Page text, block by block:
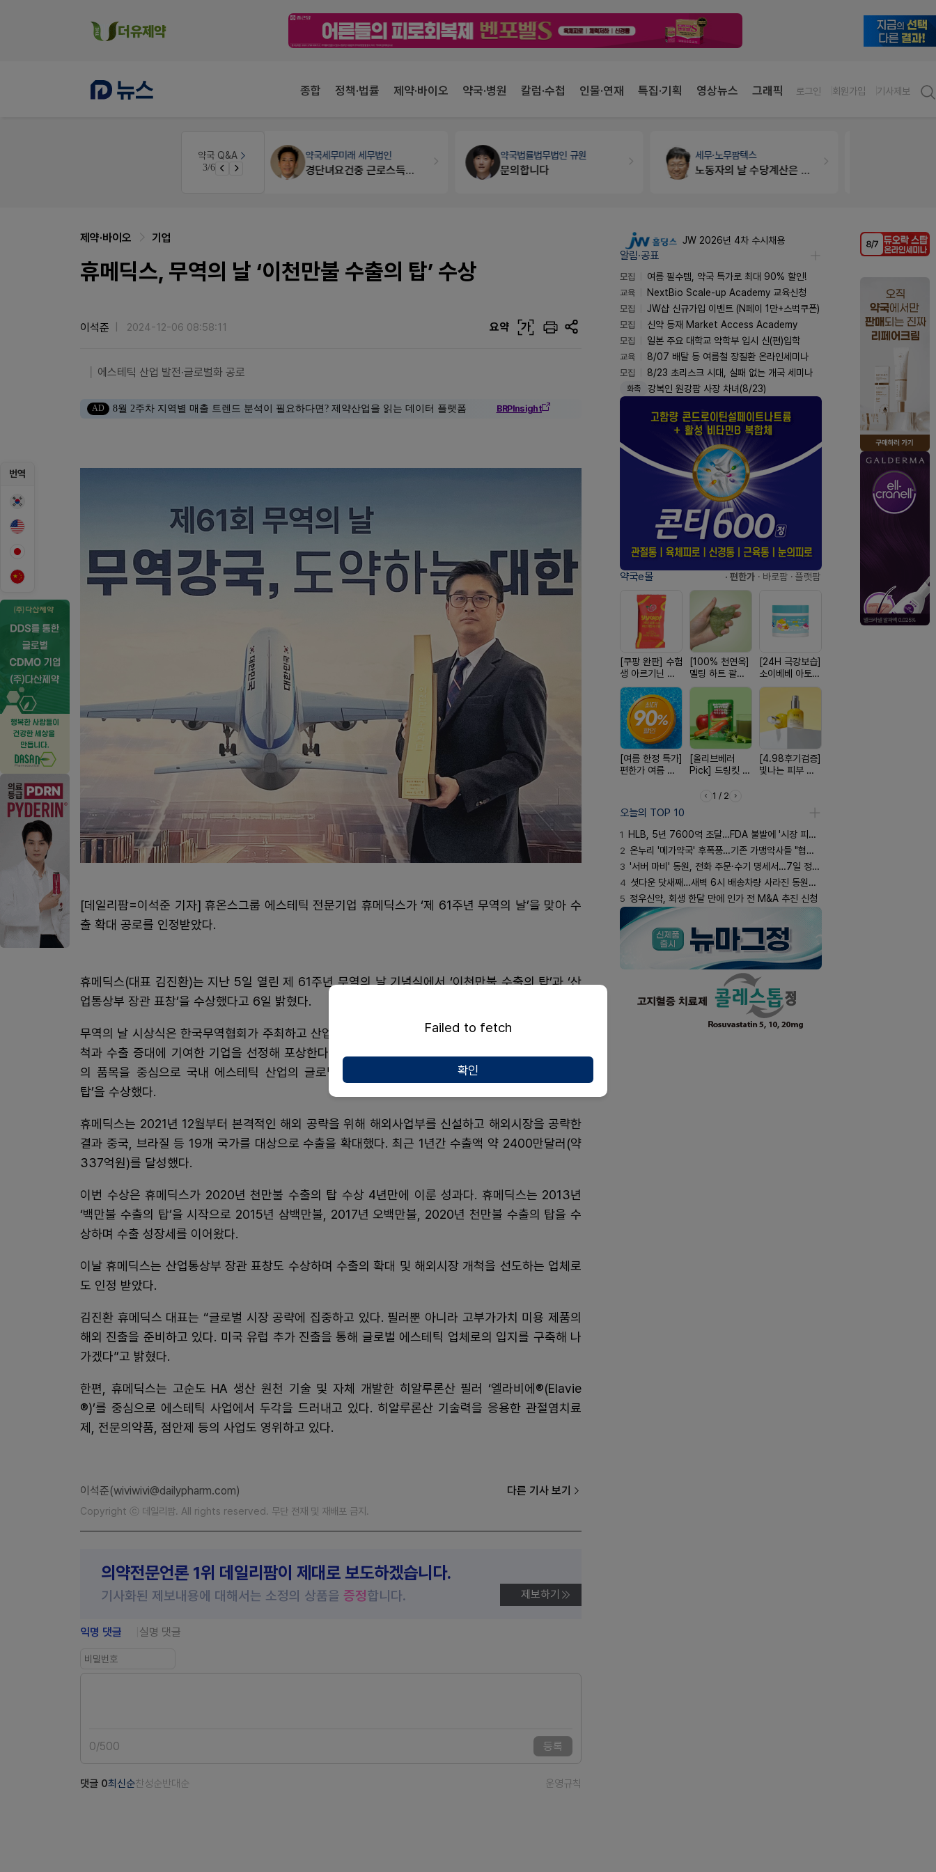
종합 정책·법률 제약·바이오 약국·병원 칼럼·수첩 인물·연재 특집·기획 영상뉴스 그래픽 로그인 회원가입 기사제보
약국 Q&A
3/6
약국세무미래 세무법인
경단녀요건중 근로스득원천징수액
약국법률법무법인 규원
문의합니다
세무·노무팜텍스
노동자의 날 수당계산은 어떻게 되나요
번역
제약·바이오 기업
휴메딕스, 무역의 날 ‘이천만불 수출의 탑’ 수상
이석준 2024-12-06 08:58:11 요약 가
에스테틱 산업 발전∙글로벌화 공로
AD 8월 2주차 지역별 매출 트렌드 분석이 필요하다면? 제약산업을 읽는 데이터 플랫폼 BRPInsight
[데일리팜=이석준 기자] 휴온스그룹 에스테틱 전문기업 휴메딕스가 ‘제 61주년 무역의 날’을 맞아 수
출 확대 공로를 인정받았다.
휴메딕스(대표 김진환)는 지난 5일 열린 제 61주년 무역의 날 기념식에서 ‘이천만불 수출의 탑’과 ‘산
업통상부 장관 표창’을 수상했다고 6일 밝혔다.
무역의 날 시상식은 한국무역협회가 주최하고 산업통상자원부가 주관하는 행사다. 매년 해외 시장 개
척과 수출 증대에 기여한 기업을 선정해 포상한다. 휴메딕스는 히알루론산(HA) 필러 ‘엘라비에®’ 등
의 품목을 중심으로 국내 에스테틱 산업의 글로벌화에 앞장선 공로를 인정받아 ‘이천만불 수출의
탑’을 수상했다.
휴메딕스는 2021년 12월부터 본격적인 해외 공략을 위해 해외사업부를 신설하고 해외시장을 공략한
결과 중국, 브라질 등 19개 국가를 대상으로 수출을 확대했다. 최근 1년간 수출액 약 2400만달러(약
337억원)를 달성했다.
이번 수상은 휴메딕스가 2020년 천만불 수출의 탑 수상 4년만에 이룬 성과다. 휴메딕스는 2013년
‘백만불 수출의 탑’을 시작으로 2015년 삼백만불, 2017년 오백만불, 2020년 천만불 수출의 탑을 수
상하며 수출 성장세를 이어왔다.
이날 휴메딕스는 산업통상부 장관 표창도 수상하며 수출의 확대 및 해외시장 개척을 선도하는 업체로
도 인정 받았다.
김진환 휴메딕스 대표는 “글로벌 시장 공략에 집중하고 있다. 필러뿐 아니라 고부가가치 미용 제품의
해외 진출을 준비하고 있다. 미국 유럽 추가 진출을 통해 글로벌 에스테틱 업체로의 입지를 구축해 나
가겠다”고 밝혔다.
한편, 휴메딕스는 고순도 HA 생산 원천 기술 및 자체 개발한 히알루론산 필러 ‘엘라비에®(Elavie
®)’를 중심으로 에스테틱 사업에서 두각을 드러내고 있다. 히알루론산 기술력을 응용한 관절염치료
제, 전문의약품, 점안제 등의 사업도 영위하고 있다.
이석준(wiviwivi@dailypharm.com) 다른 기사 보기
Copyright ⓒ 데일리팜. All rights reserved. 무단 전재 및 재배포 금지.
의약전문언론 1위 데일리팜이 제대로 보도하겠습니다.
기사화된 제보내용에 대해서는 소정의 상품을 증정합니다. 제보하기
익명 댓글 실명 댓글
0/500 등록
댓글 0최신순찬성순반대순 운영규칙
JW 2026년 4차 수시채용
알림·공표
모집
여름 필수템, 약국 특가로 최대 90% 할인!
교육
NextBio Scale-up Academy 교육신청
모집
JW샵 신규가입 이벤트 (N페이 1만+스벅쿠폰)
모집
신약 등재 Market Access Academy
모집
일본 주요 대학교 약학부 입시 신(편)입학
교육
8/07 배탈 등 여름철 장질환 온라인세미나
모집
8/23 초리스크 시대, 실패 없는 개국 세미나
화촉 강복인 원강팜 사장 차녀(8/23)
약국e몰 · 편한가 · 바로팜 · 플랫팜
[쿠팡 완판] 수험
생 아르기닌 에
너지 젤리
[100% 천연옥]
멜팅 하트 괄사
마사지기
[24H 극강보습]
소이베베 아토
크림
[여름 한정 특가]
편한가 여름 쿨
[올리브베러
Pick] 드링킷 건
[4.98후기검증]
빛나는 피부 오
1 / 2
오늘의 TOP 10
1
HLB, 5년 7600억 조달…FDA 불발에 '시장 피로감'
2 온누리 '메가약국' 후폭풍…기존 가맹약사들 "협의체 만들자"
3 '서버 마비' 동원, 전화 주문·수기 명세서…7일 정상화 되나
4 셧다운 닷새째…새벽 6시 배송차량 사라진 동원약품 물류센터
5 정우신약, 회생 한달 만에 인가 전 M&A 추진 신청
Failed to fetch
확인